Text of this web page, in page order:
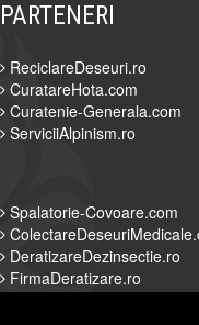
PARTENERI
ReciclareDeseuri.ro
CuratareHota.com
Curatenie-Generala.com
ServiciiAlpinism.ro
Spalatorie-Covoare.com
DeratizareDezinsectie.ro
FirmaDeratizare.ro